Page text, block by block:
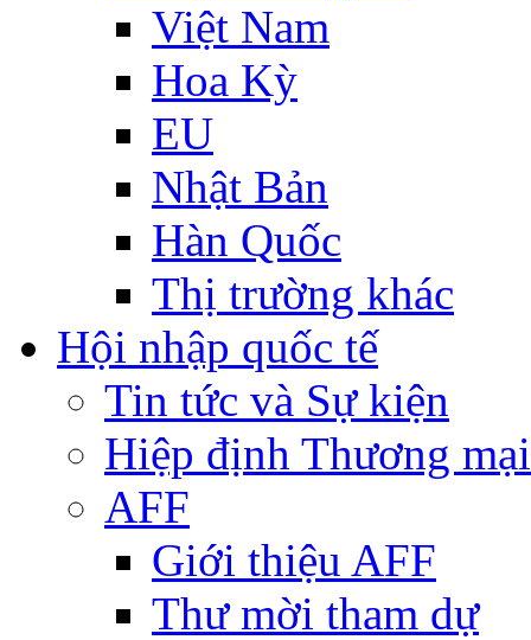
Việt Nam
Hoa Kỳ
EU
Nhật Bản
Hàn Quốc
Thị trường khác
Hội nhập quốc tế
Tin tức và Sự kiện
Hiệp định Thương
AFF
Giới thiệu AFF
Thư mời tham dự